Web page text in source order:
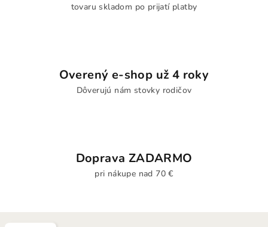
tovaru skladom po prijatí platby
Overený e-shop už 4 roky
Dôverujú nám stovky rodičov
Doprava ZADARMO
pri nákupe nad 70 €